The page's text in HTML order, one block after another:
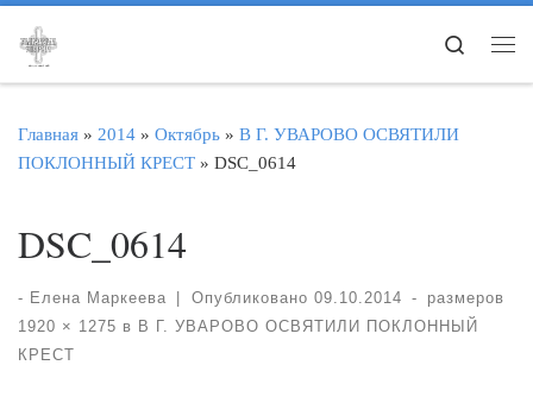
Перейти к содержимому
Search
Главная » 2014 » Октябрь » В Г. УВАРОВО ОСВЯТИЛИ
ПОКЛОННЫЙ КРЕСТ » DSC_0614
DSC_0614
- Елена Маркеева Опубликовано 09.10.2014 -
размеров
1920 × 1275 в В Г. УВАРОВО ОСВЯТИЛИ ПОКЛОННЫЙ
КРЕСТ